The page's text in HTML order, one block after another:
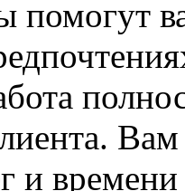
помогут
Вам
и